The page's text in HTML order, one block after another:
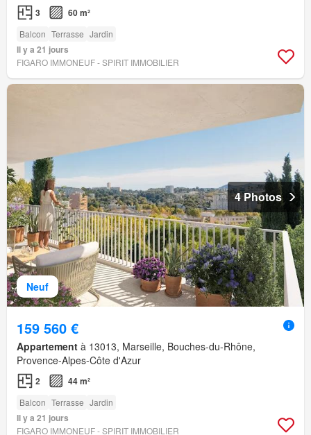
3 60 m²
Balcon Terrasse Jardin
Il y a 21 jours
FIGARO IMMONEUF - SPIRIT IMMOBILIER
Neuf
4 Photos
159 560 €
Appartement à 13013, Marseille, Bouches-du-Rhône,
Provence-Alpes-Côte d'Azur
2 44 m²
Balcon Terrasse Jardin
Il y a 21 jours
FIGARO IMMONEUF - SPIRIT IMMOBILIER